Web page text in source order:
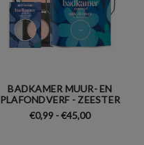
BADKAMER MUUR- EN
PLAFONDVERF - ZEESTER
€0,99 - €45,00